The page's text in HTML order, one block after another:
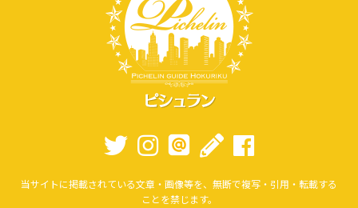
当サイトに掲載されている文章・画像等を、無断で複写・引用・転載する
ことを禁じます。